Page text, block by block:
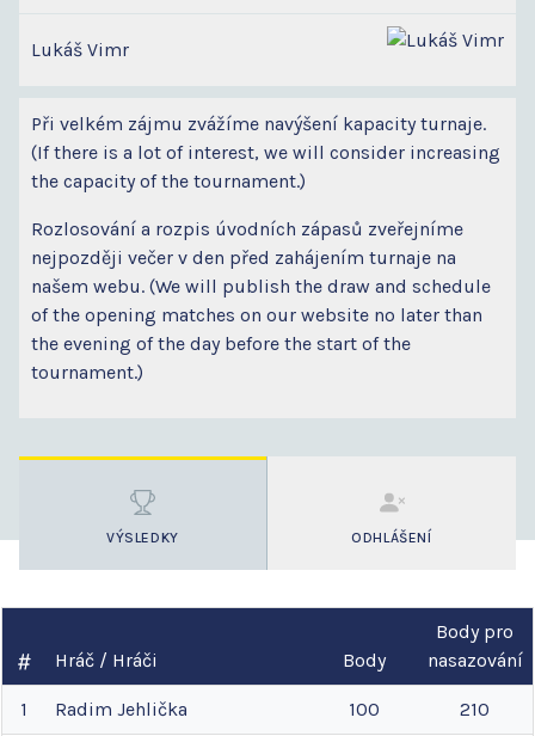
Lukáš Vimr
Při velkém zájmu zvážíme navýšení kapacity turnaje.
(If there is a lot of interest, we will consider increasing
the capacity of the tournament.)
Rozlosování a rozpis úvodních zápasů zveřejníme
nejpozději večer v den před zahájením turnaje na
našem webu. (We will publish the draw and schedule
of the opening matches on our website no later than
the evening of the day before the start of the
tournament.)
VÝSLEDKY ODHLÁŠENÍ
Hráč / Hráči Body
Body pro
nasazování
1 Radim Jehlička 100 210